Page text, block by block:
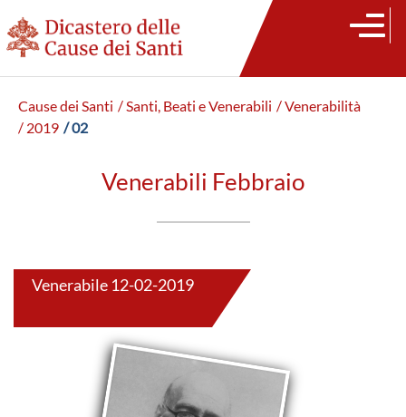
Cause dei Santi / Santi, Beati e Venerabili / Venerabilità
/ 2019 / 02
Venerabili Febbraio
Venerabile 12-02-2019